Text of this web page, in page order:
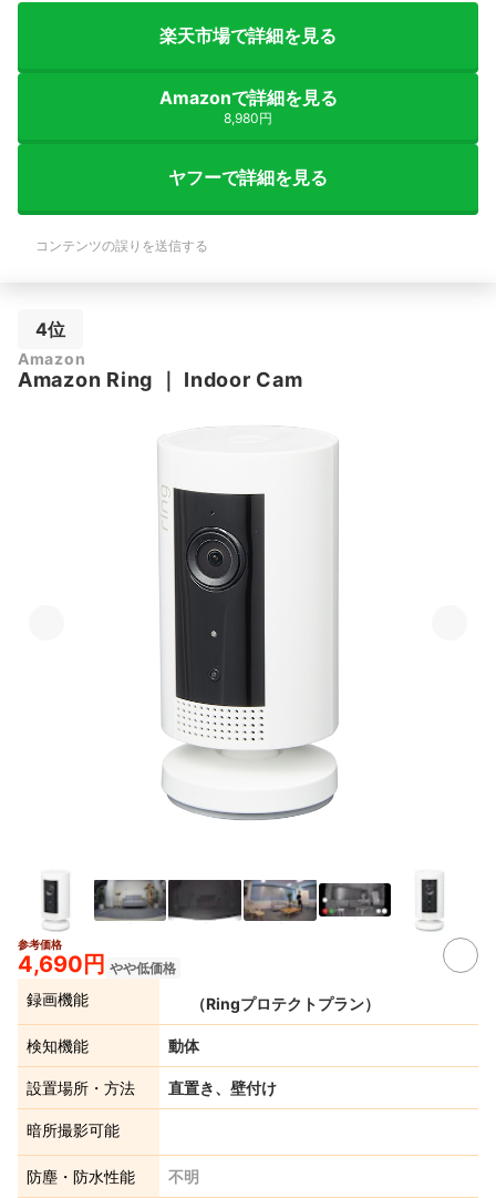
楽天市場で詳細を見る
Amazonで詳細を見る
8,980円
ヤフーで詳細を見る
コンテンツの誤りを送信する
4位
Amazon
Amazon Ring Indoor Cam
参考価格
4,690円 やや低価格
録画機能 （Ringプロテクトプラン）
検知機能 動体
設置場所・方法 直置き、壁付け
暗所撮影可能
防塵・防水性能 不明